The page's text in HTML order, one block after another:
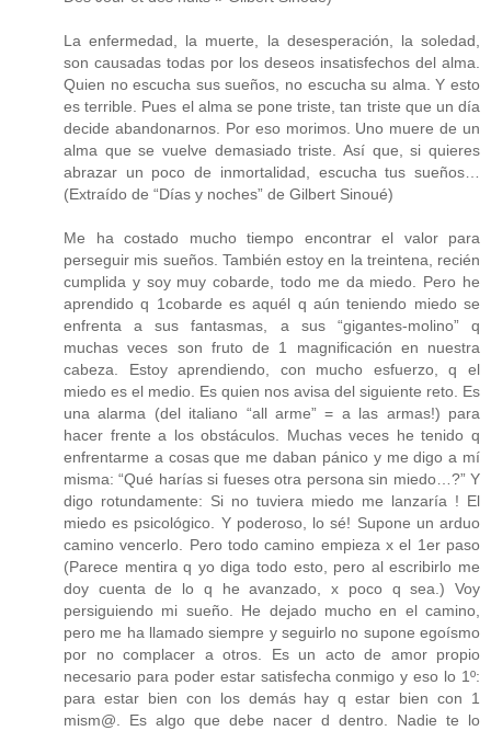
La enfermedad, la muerte, la desesperación, la soledad,
son causadas todas por los deseos insatisfechos del alma.
Quien no escucha sus sueños, no escucha su alma. Y esto
es terrible. Pues el alma se pone triste, tan triste que un día
decide abandonarnos. Por eso morimos. Uno muere de un
alma que se vuelve demasiado triste. Así que, si quieres
abrazar un poco de inmortalidad, escucha tus sueños…
(Extraído de “Días y noches” de Gilbert Sinoué)
Me ha costado mucho tiempo encontrar el valor para
perseguir mis sueños. También estoy en la treintena, recién
cumplida y soy muy cobarde, todo me da miedo. Pero he
aprendido q 1cobarde es aquél q aún teniendo miedo se
enfrenta a sus fantasmas, a sus “gigantes-molino” q
muchas veces son fruto de 1 magnificación en nuestra
cabeza. Estoy aprendiendo, con mucho esfuerzo, q el
miedo es el medio. Es quien nos avisa del siguiente reto. Es
una alarma (del italiano “all arme” = a las armas!) para
hacer frente a los obstáculos. Muchas veces he tenido q
enfrentarme a cosas que me daban pánico y me digo a mí
misma: “Qué harías si fueses otra persona sin miedo…?” Y
digo rotundamente: Si no tuviera miedo me lanzaría ! El
miedo es psicológico. Y poderoso, lo sé! Supone un arduo
camino vencerlo. Pero todo camino empieza x el 1er paso
(Parece mentira q yo diga todo esto, pero al escribirlo me
doy cuenta de lo q he avanzado, x poco q sea.) Voy
persiguiendo mi sueño. He dejado mucho en el camino,
pero me ha llamado siempre y seguirlo no supone egoísmo
por no complacer a otros. Es un acto de amor propio
necesario para poder estar satisfecha conmigo y eso lo 1º:
para estar bien con los demás hay q estar bien con 1
mism@. Es algo que debe nacer d dentro. Nadie te lo